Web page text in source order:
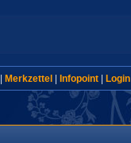
Merkzettel Infopoint| Login